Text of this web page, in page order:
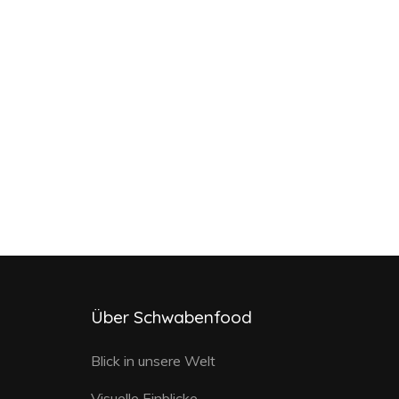
Über Schwabenfood
Blick in unsere Welt